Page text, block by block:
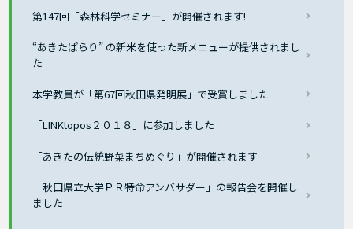
第147回「森林科学セミナー」が開催されます!
“あきたぱらり” の新米を使った新メニューが提供されまし
た
本学教員が「第67回秋田県発明展」で受賞しました
「LINKtopos２０１８」に参加しました
「あきたの伝統野菜まちめぐり」が開催されます
「秋田県立大学ＰＲ特命アンバサダー」の報告会を開催し
ました